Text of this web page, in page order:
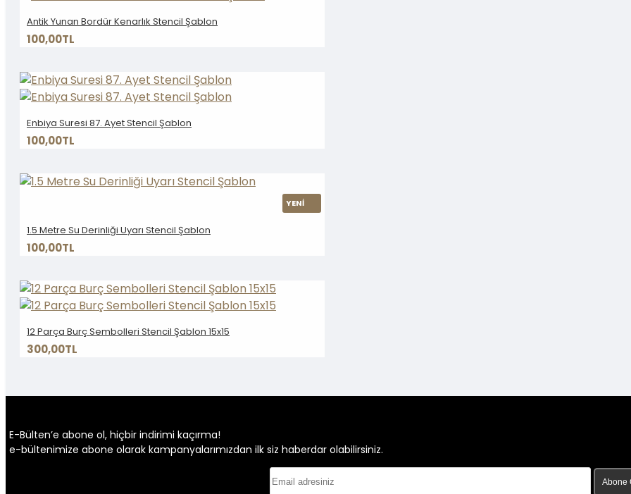
Antik Yunan Bordür Kenarlık Stencil Şablon
100,00TL
Enbiya Suresi 87. Ayet Stencil Şablon
100,00TL
YENİ
1.5 Metre Su Derinliği Uyarı Stencil Şablon
100,00TL
12 Parça Burç Sembolleri Stencil Şablon 15x15
300,00TL
E-Bülten’e abone ol, hiçbir indirimi kaçırma!
e-bültenimize abone olarak kampanyalarımızdan ilk siz haberdar olabilirsiniz.
Abone